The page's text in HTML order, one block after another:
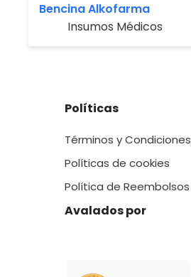
Bencina Alkofarma
Insumos Médicos
Políticas
Términos y Condiciones
Políticas de cookies
Política de Reembolsos
Avalados por